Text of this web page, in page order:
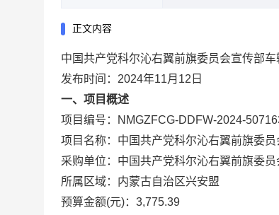
正文内容
中国共产党科尔沁右翼前旗委员会宣传部
发布时间：2024年11月12日
一、项目概述
项目编号：NMGZFCG-DDFW-2024-
项目名称：中国共产党科尔沁右翼前旗委
采购单位：中国共产党科尔沁右翼前旗委员
所属区域：内蒙古自治区兴安盟
预算金额(元)：3,775.39